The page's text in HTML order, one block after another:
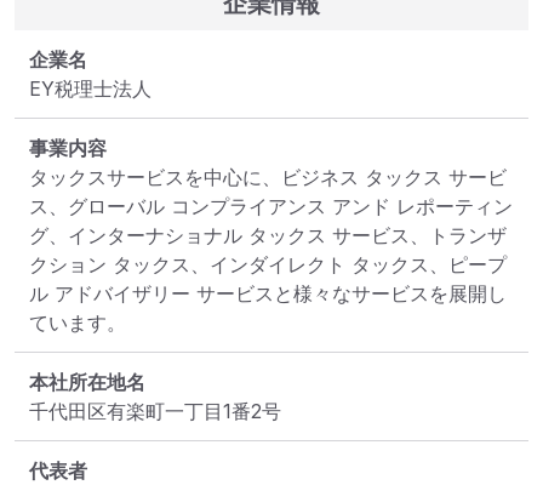
企業名
EY税理士法人
事業内容
タックスサービスを中心に、ビジネス タックス サービ
ス、グローバル コンプライアンス アンド レポーティン
グ、インターナショナル タックス サービス、トランザ
クション タックス、インダイレクト タックス、ピープ
ル アドバイザリー サービスと様々なサービスを展開し
ています。
本社所在地名
千代田区有楽町一丁目1番2号
代表者